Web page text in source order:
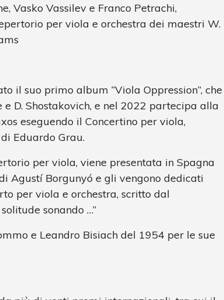
Vasko Vassilev e Franco Petrachi,
per viola e orchestra dei maestri W.
il suo primo album “Viola Oppression”, che
e D. Shostakovich, e nel 2022 partecipa alla
eseguendo il Concertino per viola,
Eduardo Grau.
per viola, viene presentata in Spagna
Agustí Borgunyó e gli vengono dedicati
per viola e orchestra, scritto dal
sonando …”
e Leandro Bisiach del 1954 per le sue